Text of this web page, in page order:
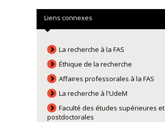
Liens connexes
La recherche à la FAS
Éthique de la recherche
Affaires professorales à la FAS
La recherche à l'UdeM
Faculté des études supérieures et
postdoctorales